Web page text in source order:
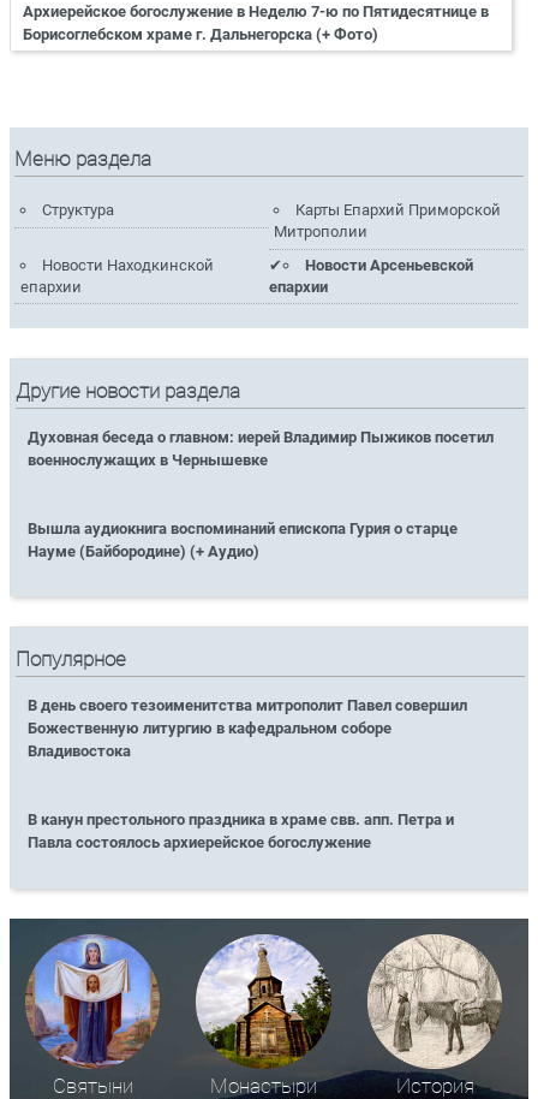
Архиерейское богослужение в Неделю 7-ю по Пятидесятнице в
Борисоглебском храме г. Дальнегорска (+ Фото)
Меню раздела
Структура
Карты Епархий Приморской
Митрополии
Новости Находкинской
епархии
Новости Арсеньевской
епархии
Другие новости раздела
Духовная беседа о главном: иерей Владимир Пыжиков посетил
военнослужащих в Чернышевке
Вышла аудиокнига воспоминаний епископа Гурия о старце
Науме (Байбородине) (+ Аудио)
Популярное
В день своего тезоименитства митрополит Павел совершил
Божественную литургию в кафедральном соборе
Владивостока
В канун престольного праздника в храме свв. апп. Петра и
Павла состоялось архиерейское богослужение
Святыни Монастыри История